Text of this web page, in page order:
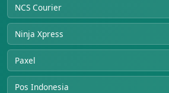
NCS Courier
Ninja Xpress
Paxel
Pos Indonesia